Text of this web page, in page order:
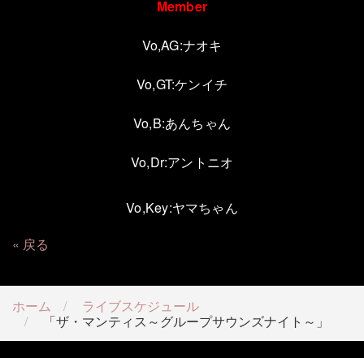
Member
Vo,AG:ナオキ
Vo,GT:ケンイチ
Vo,B:あんちゃん
Vo,Dr:アントニオ
Vo,Key:ヤマちゃん
戻る
ホーム
ライブスケジュール
「ザ・マンティス～グループサウンズナイト～」